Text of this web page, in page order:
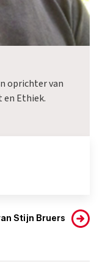
oprichter van
en Ethiek.
Stijn Bruers